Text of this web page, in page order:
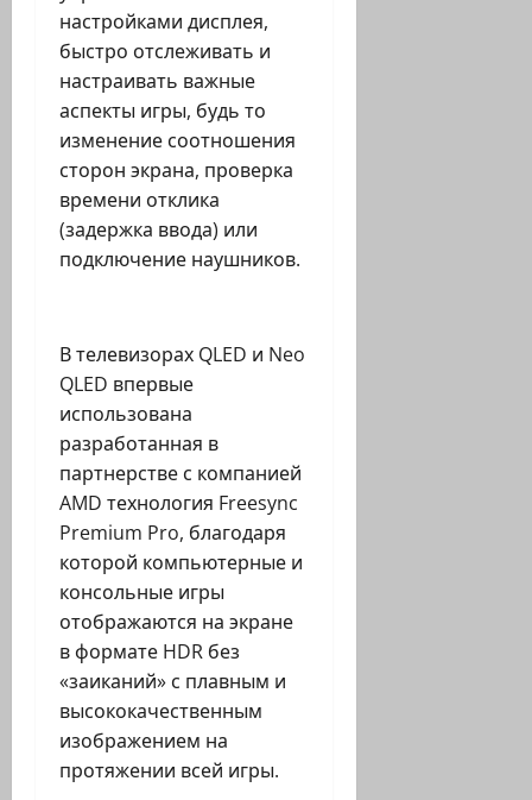
настройками дисплея,
быстро отслеживать и
настраивать важные
аспекты игры, будь то
изменение соотношения
сторон экрана, проверка
времени отклика
(задержка ввода) или
подключение наушников.
В телевизорах QLED и Neo
QLED впервые
использована
разработанная в
партнерстве с компанией
AMD технология Freesync
Premium Pro, благодаря
которой компьютерные и
консольные игры
отображаются на экране
в формате HDR без
«заиканий» с плавным и
высококачественным
изображением на
протяжении всей игры.